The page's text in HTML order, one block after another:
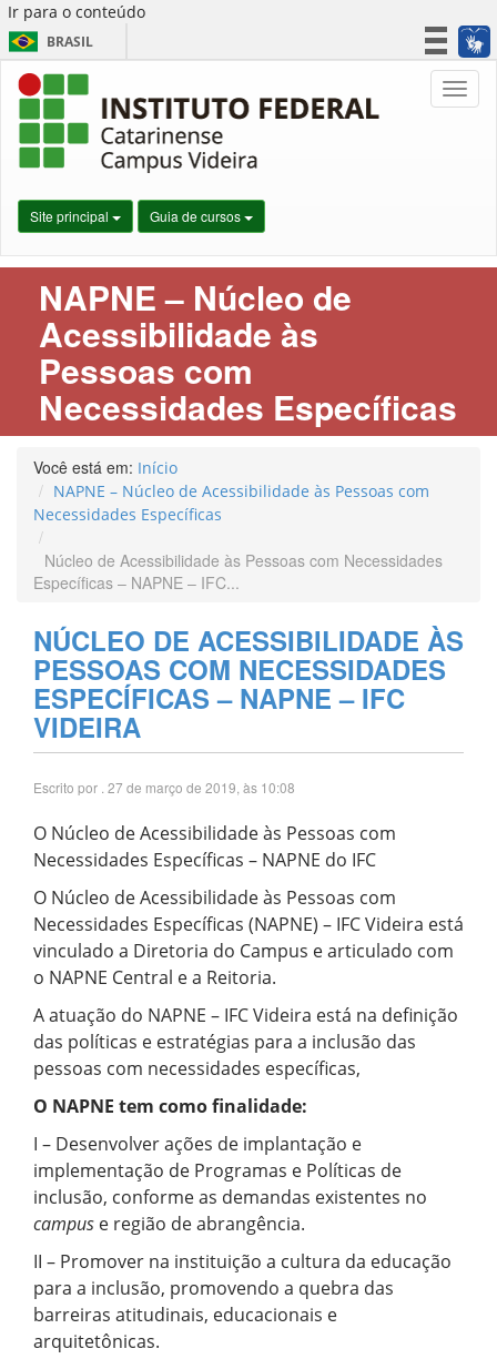
Ir para o conteúdo
BRASIL
Simplifique!
Site principal Guia de cursos
NAPNE – Núcleo de
Acessibilidade às
Pessoas com
Necessidades Específicas
Você está em: Início
NAPNE – Núcleo de Acessibilidade às Pessoas com
Necessidades Específicas
Núcleo de Acessibilidade às Pessoas com Necessidades
Específicas – NAPNE – IFC...
NÚCLEO DE ACESSIBILIDADE ÀS
PESSOAS COM NECESSIDADES
ESPECÍFICAS – NAPNE – IFC
VIDEIRA
Escrito por . 27 de março de 2019, às 10:08
O Núcleo de Acessibilidade às Pessoas com
Necessidades Específicas – NAPNE do IFC
O Núcleo de Acessibilidade às Pessoas com
Necessidades Específicas (NAPNE) – IFC Videira está
vinculado a Diretoria do Campus e articulado com
o NAPNE Central e a Reitoria.
A atuação do NAPNE – IFC Videira está na definição
das políticas e estratégias para a inclusão das
pessoas com necessidades específicas,
O NAPNE tem como finalidade:
I – Desenvolver ações de implantação e
implementação de Programas e Políticas de
inclusão, conforme as demandas existentes no
campus e região de abrangência.
II – Promover na instituição a cultura da educação
para a inclusão, promovendo a quebra das
barreiras atitudinais, educacionais e
arquitetônicas.